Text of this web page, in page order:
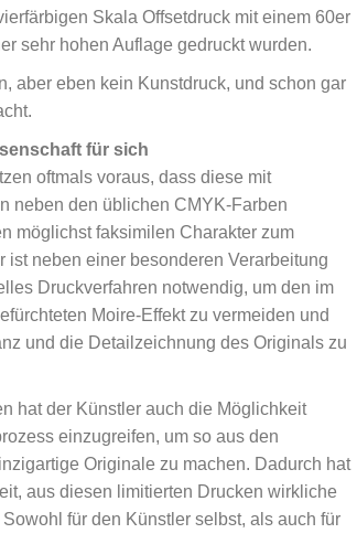
Skala Offsetdruck mit einem 60er
sehr hohen Auflage gedruckt wurden.
aber eben kein Kunstdruck, und schon gar
für sich
oftmals voraus, dass diese mit
neben den üblichen CMYK-Farben
möglichst faksimilen Charakter zum
ist neben einer besonderen Verarbeitung
Druckverfahren notwendig, um den im
Moire-Effekt zu vermeiden und
und die Detailzeichnung des Originals zu
hat der Künstler auch die Möglichkeit
einzugreifen, um so aus den
Originale zu machen. Dadurch hat
aus diesen limitierten Drucken wirkliche
für den Künstler selbst, als auch für